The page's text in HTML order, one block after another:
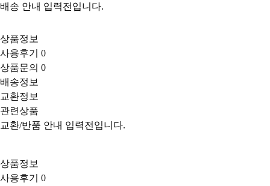
배송 안내 입력전입니다.
상품정보
사용후기 0
상품문의 0
배송정보
교환정보
관련상품
교환/반품 안내 입력전입니다.
상품정보
사용후기 0